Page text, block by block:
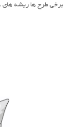
برخی طرح ها ریشه های